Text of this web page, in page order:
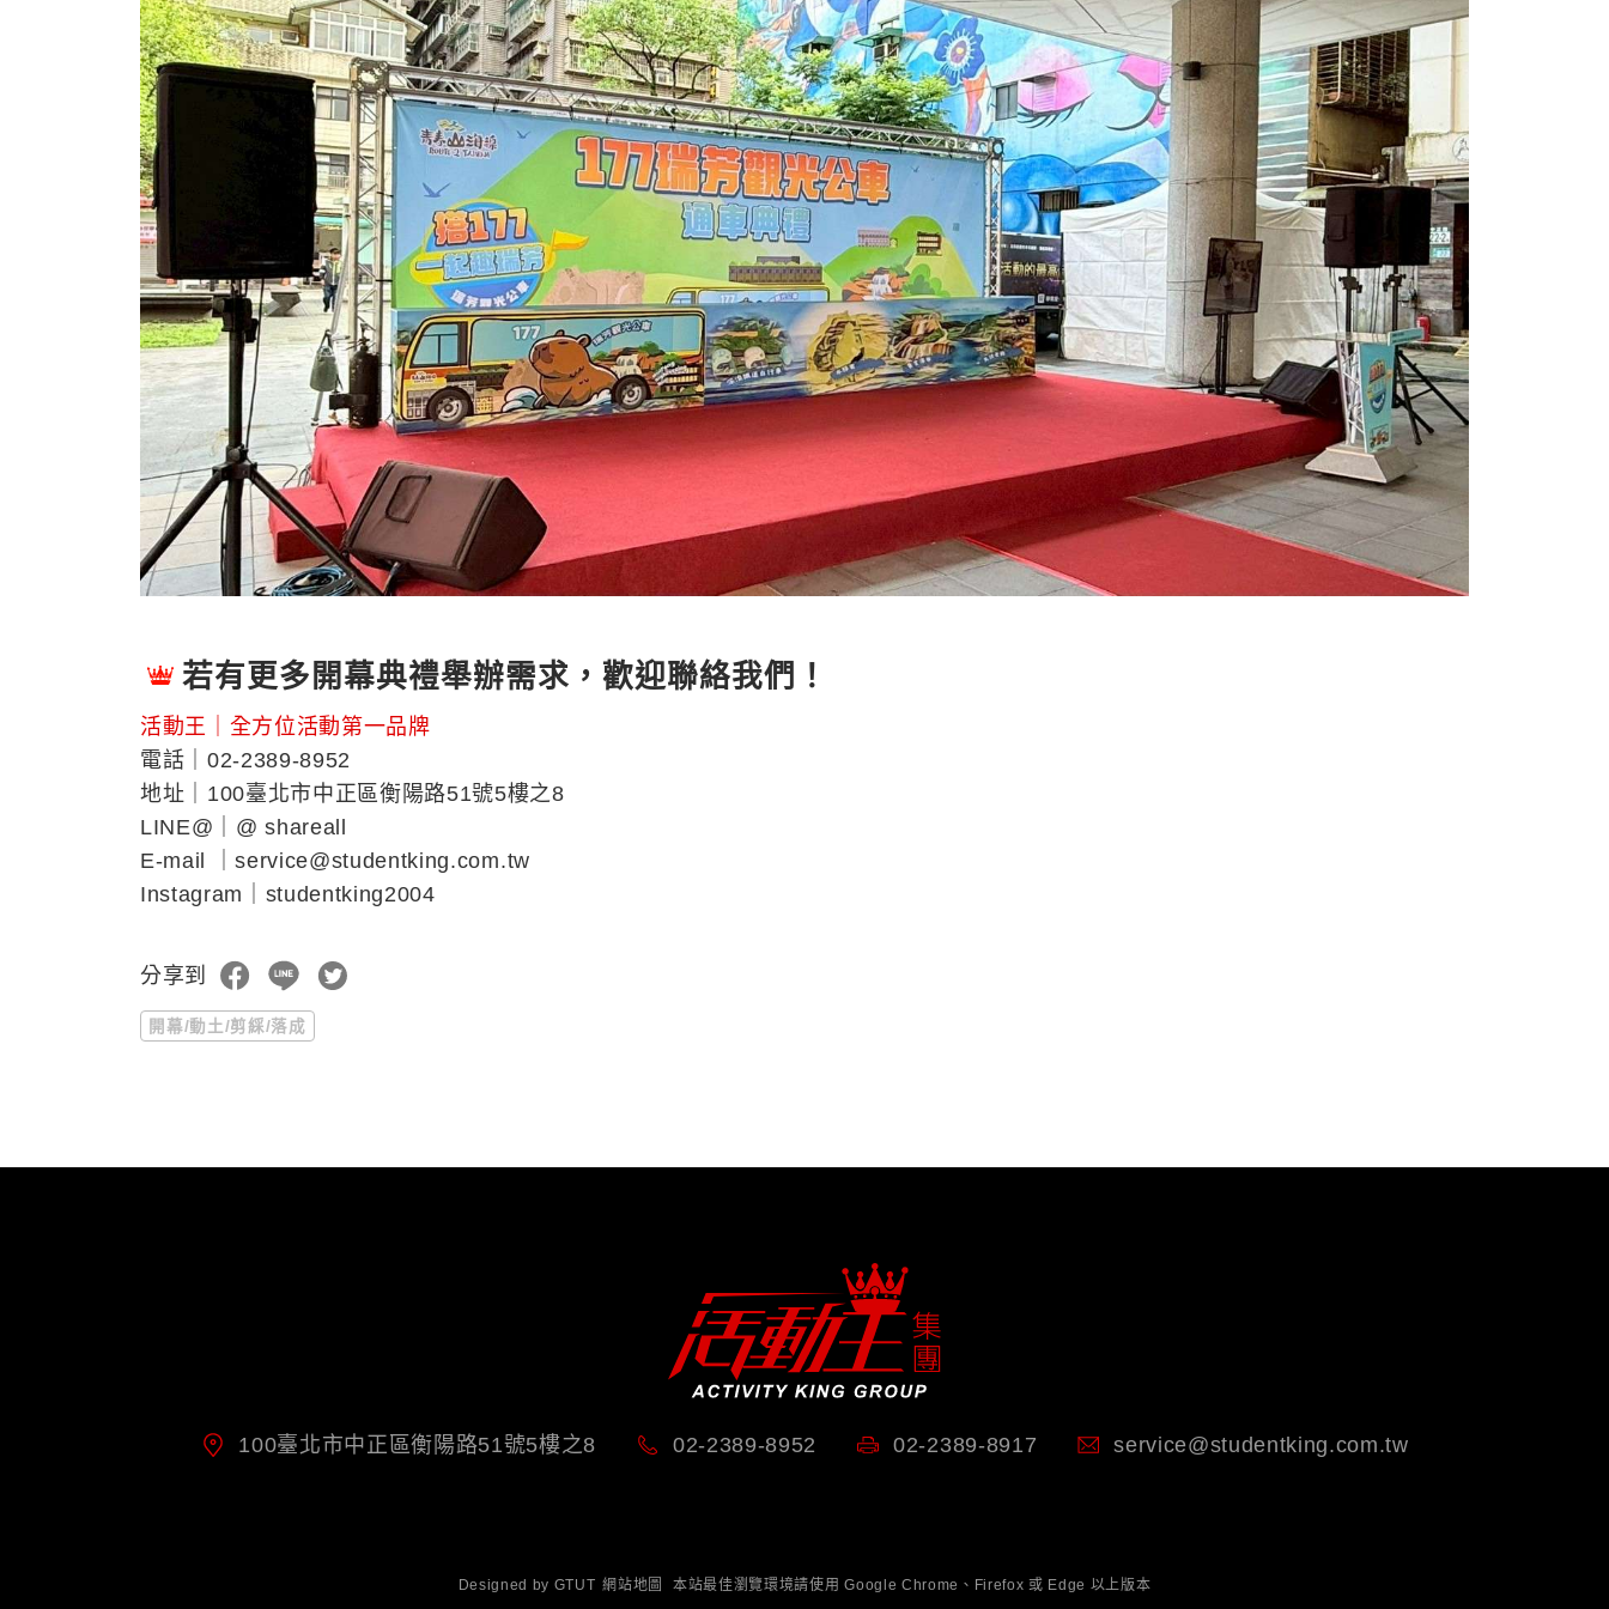
若有更多開幕典禮舉辦需求，歡迎聯絡我們！
活動王｜全方位活動第一品牌
電話｜02-2389-8952
地址｜100臺北市中正區衡陽路51號5樓之8
LINE@｜@ shareall
E-mail ｜service@studentking.com.tw
Instagram｜studentking2004
分享到
開幕/動土/剪綵/落成
100臺北市中正區衡陽路51號5樓之8 02-2389-8952 02-2389-8917 service@studentking.com.tw
Designed by GTUT 網站地圖 本站最佳瀏覽環境請使用 Google Chrome、Firefox 或 Edge 以上版本